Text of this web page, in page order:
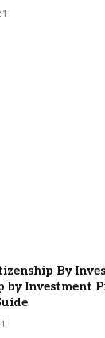
By
by Investment